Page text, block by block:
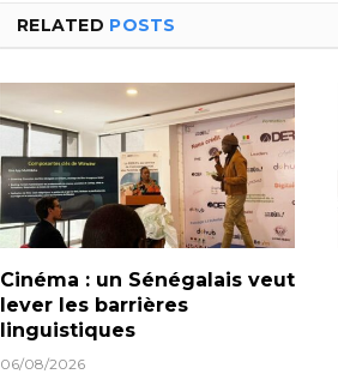
RELATED POSTS
Cinéma : un Sénégalais veut
lever les barrières
linguistiques
06/08/2026